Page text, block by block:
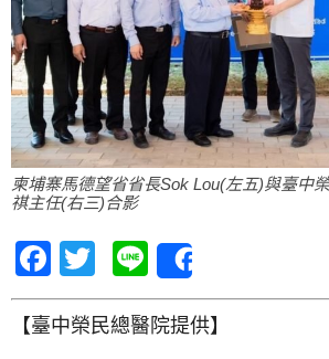
柬埔寨馬德望省省長Sok Lou(左五)與臺中
祺主任(右三)合影
Facebook
Twitter
Line
【臺中榮民總醫院提供】